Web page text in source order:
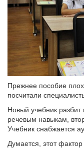
Прежнее пособие
посчитали
Новый учебник
речевым навыкам,
Учебник снабжается
Думается, этот